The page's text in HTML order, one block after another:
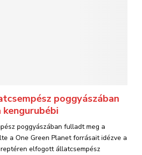
poggyászában
poggyászában fulladt meg a
a One Green Planet forrásait idézve a
reptéren elfogott állatcsempész